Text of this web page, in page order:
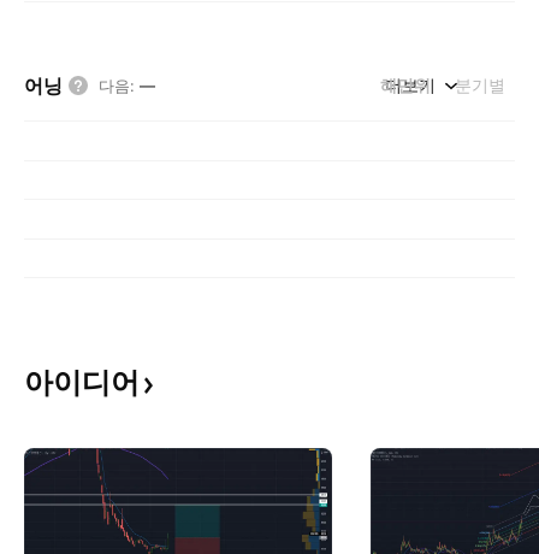
어닝 다음: — 해단위 분기별
더보기
아이디어